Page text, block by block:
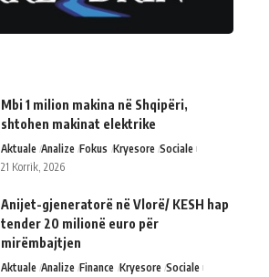
Mbi 1 milion makina në Shqipëri,
shtohen makinat elektrike
Aktuale Analize Fokus Kryesore Sociale
21 Korrik, 2026
Anijet-gjeneratorë në Vlorë/ KESH hap
tender 20 milionë euro për
mirëmbajtjen
Aktuale Analize Finance Kryesore Sociale